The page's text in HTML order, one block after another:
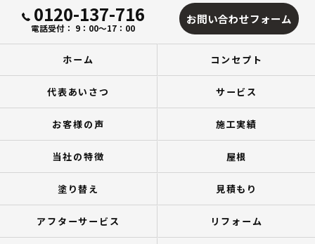
0120-137-716
電話受付： 9：00～17：00
お問い合わせフォーム
ホーム コンセプト
代表あいさつ サービス
お客様の声 施工実績
当社の特徴 屋根
塗り替え 見積もり
アフターサービス リフォーム